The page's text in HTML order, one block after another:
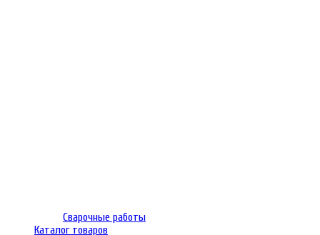
Сварочные работы
Каталог товаров